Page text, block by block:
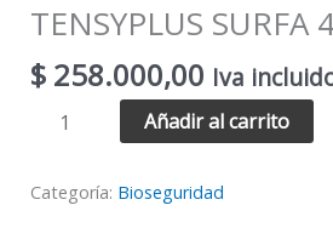
TENSYPLUS SURFA
$258.000,00 Iva
Añadir al carrito
Categoría: Bioseguridad